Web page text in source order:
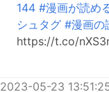
144 #漫画が読め
シュタグ #漫画の
https://t.co/
2023-05-23